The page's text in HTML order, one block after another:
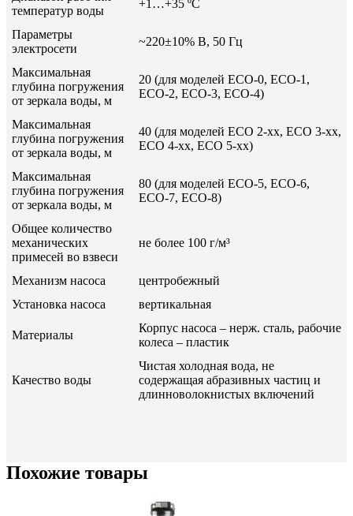
температур воды
+1…+35 ºС
Параметры
электросети
~220±10% В, 50 Гц
Максимальная
глубина погружения
от зеркала воды, м
20 (для моделей ECO-0, ECO-1,
ECO-2, ECO-3, ECO-4)
Максимальная
глубина погружения
от зеркала воды, м
40 (для моделей ECO 2-xx, ECO 3-xx,
ECO 4-xx, ECO 5-xx)
Максимальная
глубина погружения
от зеркала воды, м
80 (для моделей ECO-5, ECO-6,
ECO-7, ECO-8)
Общее количество
механических
примесей во взвеси
не более 100 г/м³
Механизм насоса
центробежный
Установка насоса
вертикальная
Материалы
Корпус насоса – нерж. сталь, рабочие
колеса – пластик
Качество воды
Чистая холодная вода, не
содержащая абразивных частиц и
длинноволокнистых включений
Похожие товары